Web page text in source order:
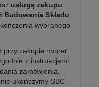
usługę zakupu
Budowania Składu
wybranego
przy zakupie monet.
z instrukcjami
zamówienia.
ukończymy SBC